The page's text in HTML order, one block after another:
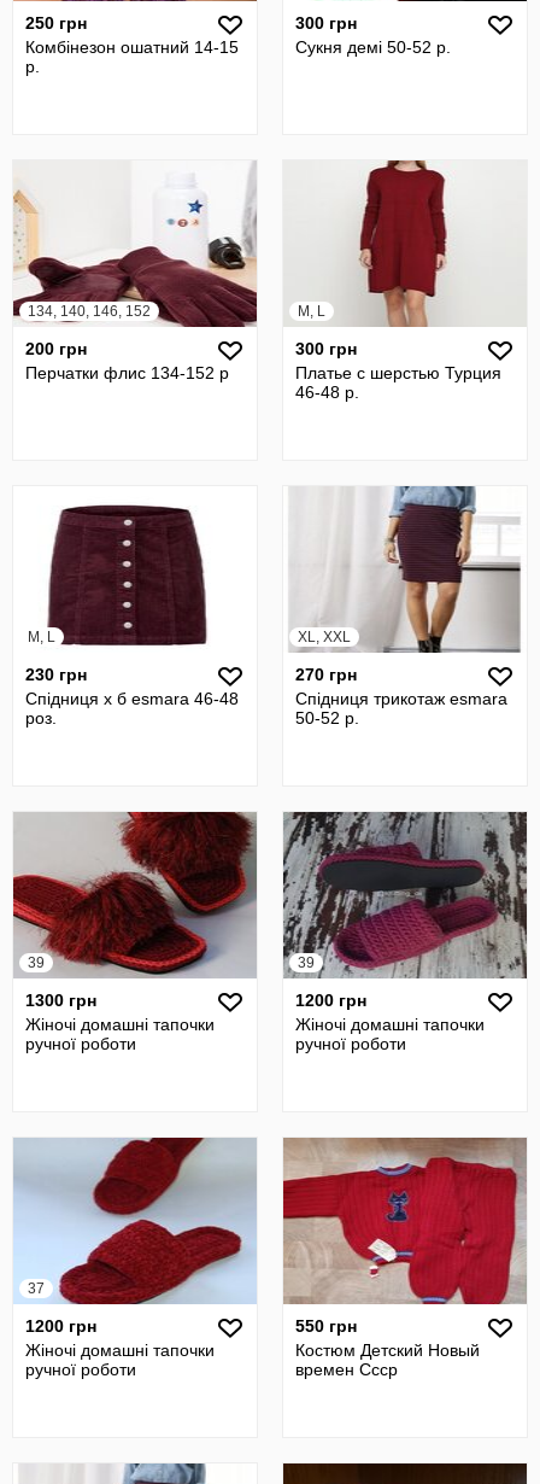
250 грн
Комбінезон ошатний 14-15
р.
300 грн
Сукня демі 50-52 р.
134, 140, 146, 152
200 грн
Перчатки флис 134-152 р
M, L
300 грн
Платье с шерстью Турция
46-48 р.
M, L
230 грн
Спідниця х б esmara 46-48
роз.
XL, XXL
270 грн
Спідниця трикотаж esmara
50-52 р.
39
1300 грн
Жіночі домашні тапочки
ручної роботи
39
1200 грн
Жіночі домашні тапочки
ручної роботи
37
1200 грн
Жіночі домашні тапочки
ручної роботи
550 грн
Костюм Детский Новый
времен Ссср